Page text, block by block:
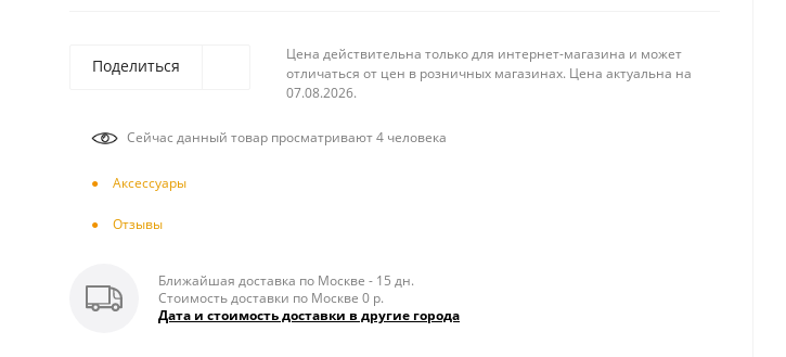
Поделиться
Цена действительна только для интернет-магазина и может
отличаться от цен в розничных магазинах. Цена актуальна на
07.08.2026.
Сейчас данный товар просматривают 4 человека
Аксесcуары
Отзывы
Ближайшая доставка по Москве - 15 дн.
Стоимость доставки по Москве 0 р.
Дата и стоимость доставки в другие города